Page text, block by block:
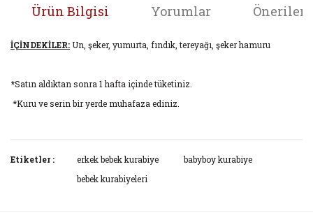
Ürün Bilgisi Yorumlar
İÇİNDEKİLER: Un, şeker, yumurta, fındık, tereyağı, şeker hamuru
*Satın aldıktan sonra 1 hafta içinde tüketiniz.
*Kuru ve serin bir yerde muhafaza ediniz.
Bu ürüne ilk yorumu siz yapın!
konularda yetersiz gördüğünüz noktaları öneri formunu
Görüş ve önerileriniz için teşekkür ederiz.
Etiketler : erkek bebek kurabiye
babyboy kurabiye
bebek kurabiyeleri